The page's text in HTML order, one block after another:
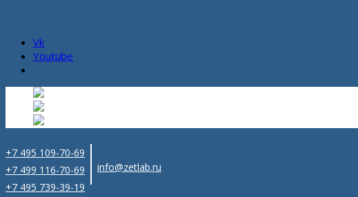
Vk
Youtube
+7 495 109-70-69
+7 499 116-70-69
+7 495 739-39-19
info@zetlab.ru